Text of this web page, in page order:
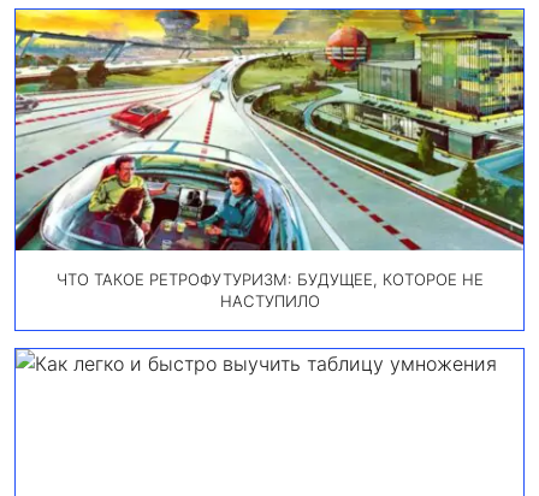
ЧТО ТАКОЕ РЕТРОФУТУРИЗМ: БУДУЩЕЕ, КОТОРОЕ НЕ
НАСТУПИЛО